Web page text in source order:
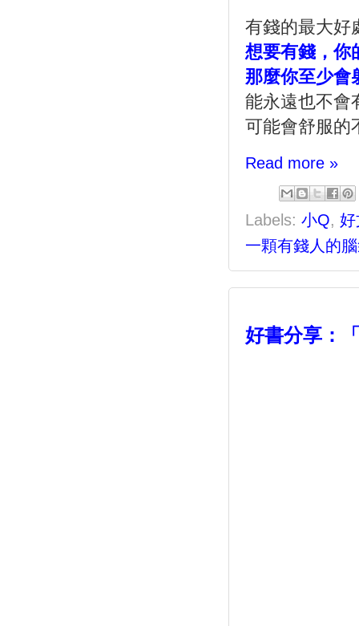
有錢的最大好
想要有錢，你
那麼你至少會
能永遠也不會
可能會舒服的
Read more »
Labels: 小Q,
一顆有錢人的
好書分享：